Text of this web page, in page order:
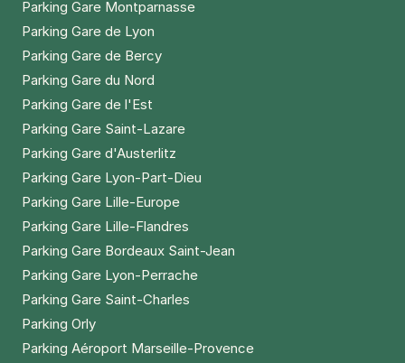
Parking Gare Montparnasse
Parking Gare de Lyon
Parking Gare de Bercy
Parking Gare du Nord
Parking Gare de l'Est
Parking Gare Saint-Lazare
Parking Gare d'Austerlitz
Parking Gare Lyon-Part-Dieu
Parking Gare Lille-Europe
Parking Gare Lille-Flandres
Parking Gare Bordeaux Saint-Jean
Parking Gare Lyon-Perrache
Parking Gare Saint-Charles
Parking Orly
Parking Aéroport Marseille-Provence